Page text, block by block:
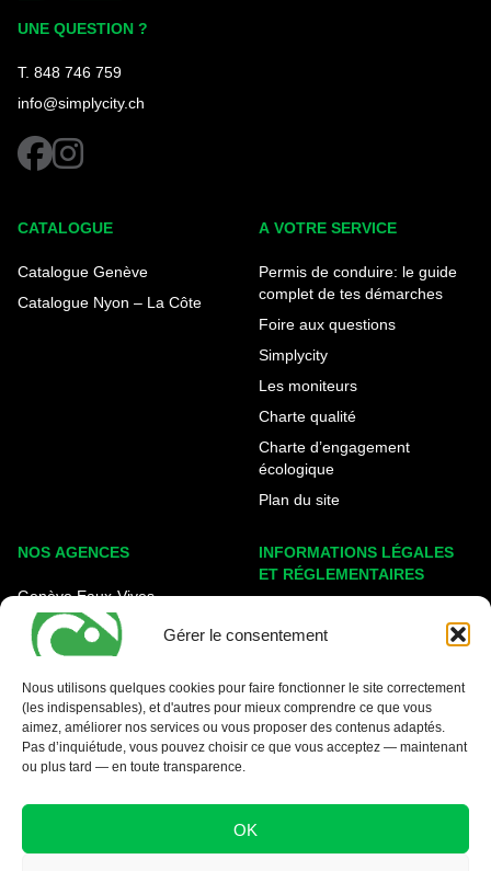
Gérer le consentement
Nous utilisons quelques cookies pour faire fonctionner le site correctement
(les indispensables), et d'autres pour mieux comprendre ce que vous
aimez, améliorer nos services ou vous proposer des contenus adaptés.
Pas d’inquiétude, vous pouvez choisir ce que vous acceptez — maintenant
ou plus tard — en toute transparence.
OK
UNE QUESTION ?
T. 848 746 759
info@simplycity.ch
facebookinstagram
CATALOGUE
Catalogue Genève
Catalogue Nyon – La Côte
A VOTRE SERVICE
Permis de conduire: le guide
complet de tes démarches
Foire aux questions
Simplycity
Les moniteurs
Charte qualité
Charte d’engagement
écologique
Plan du site
NOS AGENCES
Genève Eaux-Vives
Carouge - Rondeau
Nyon - La Côte
INFORMATIONS LÉGALES
ET RÉGLEMENTAIRES
Protection des données
Conditions générales